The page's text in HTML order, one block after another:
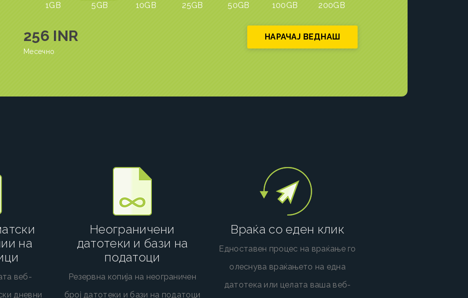
1GB 5GB 10GB 25GB 50GB 100GB 200GB
256 INR
Месечно
НАРАЧАЈ ВЕДНАШ
на
веб-
дневни
Неограничени
датотеки и бази на
податоци
Резервна копија на неограничен
број датотеки и бази на податоци
Враќа со еден клик
Едноставен процес на враќање го
олеснува враќањето на една
датотека или целата ваша веб-